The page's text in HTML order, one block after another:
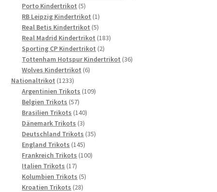
Porto Kindertrikot 55
Produkte
RB Leipzig Kindertrikot 11
Produkt
Real Betis Kindertrikot 55
Produkte
Real Madrid Kindertrikot 183183
Sporting CP Kindertrikot 22
Produkte
Tottenham Hotspur Kindertrikot 3636
Wolves Kindertrikot 66
Nationaltrikot 12331233
Produkte
Argentinien Trikots 109109
Belgien Trikots 5757
Produkte
Brasilien Trikots 140140
Dänemark Trikots 33
Produkte
Deutschland Trikots 3535
England Trikots 145145
Produkte
Frankreich Trikots 100100
Italien Trikots 1717
Produkte
Kolumbien Trikots 55
Kroatien Trikots 2828